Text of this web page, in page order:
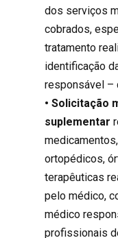
dos serviços
cobrados,
tratamento
identificação
responsável –
• Solicitação
suplementar
ortopédicos,
terapêuticas
pelo médico,
médico
profissionais